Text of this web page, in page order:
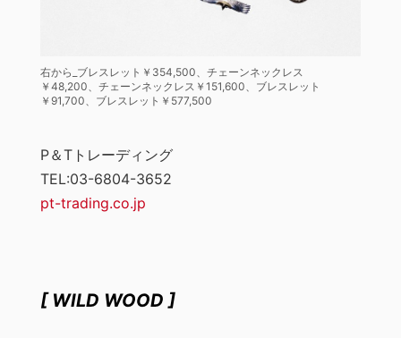
右から_ブレスレット￥354,500、チェーンネックレス
￥48,200、チェーンネックレス￥151,600、ブレスレット
￥91,700、ブレスレット￥577,500
P＆Tトレーディング
TEL:03-6804-3652
pt-trading.co.jp
[ WILD WOOD ]